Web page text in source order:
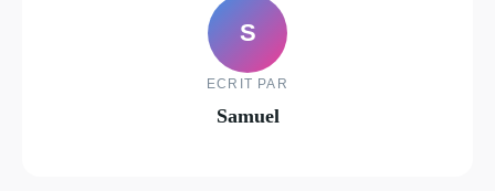
S
ECRIT PAR
Samuel